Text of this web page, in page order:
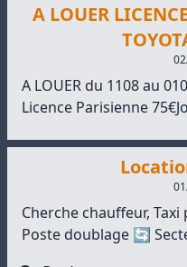
A LOUER
A LOUER du 1108 au
Licence Parisienne
Cherche chauffeur,
Poste doublage 🔄